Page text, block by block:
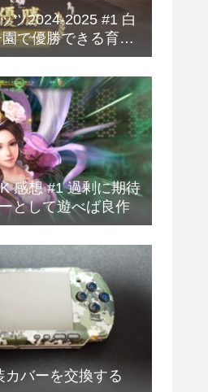
ツ2024-2025 #1 白
で優勝できる育成
感想 #1 過剰に期待
として遊べば良作
カバーを交換する